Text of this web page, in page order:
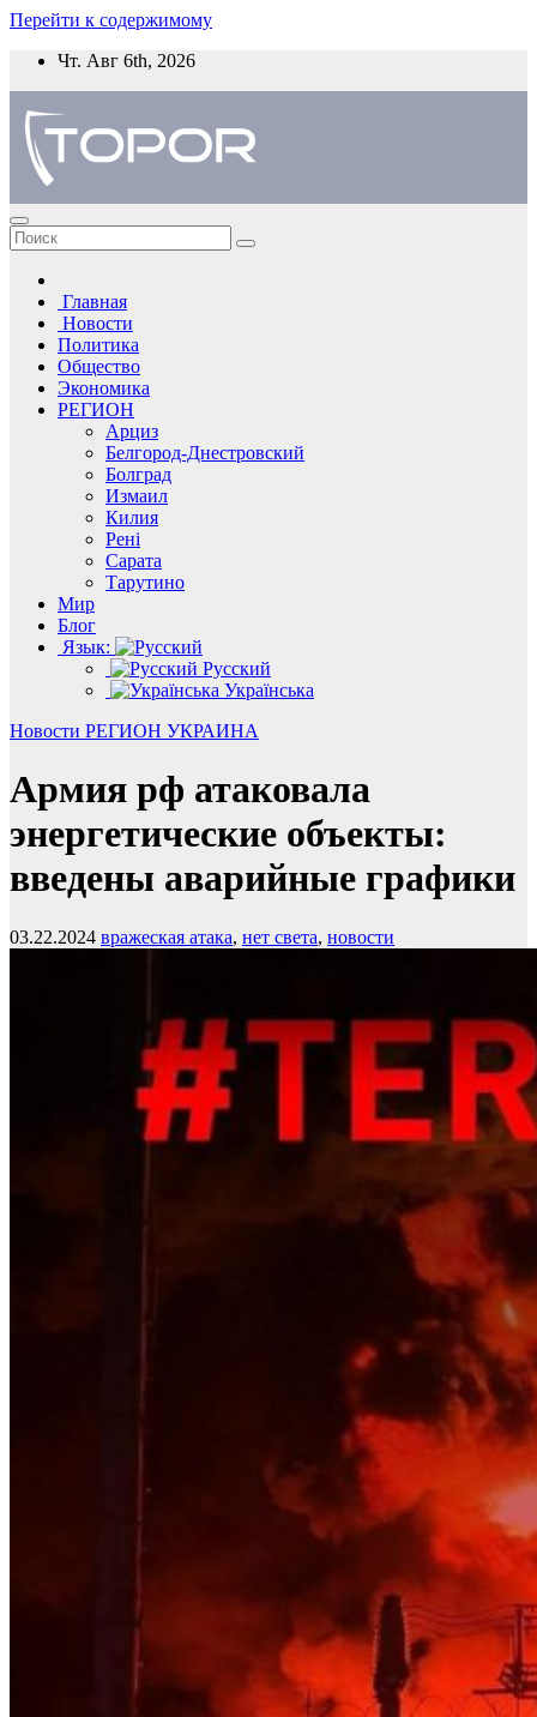
Перейти к содержимому
Чт. Авг 6th, 2026
Главная
Новости
Политика
Общество
Экономика
РЕГИОН
Арциз
Белгород-Днестровский
Болград
Измаил
Килия
Рені
Сарата
Тарутино
Мир
Блог
Язык:
Русский
Українська
Новости РЕГИОН УКРАИНА
Армия рф атаковала
энергетические объекты:
введены аварийные графики
03.22.2024 вражеская атака, нет света, новости